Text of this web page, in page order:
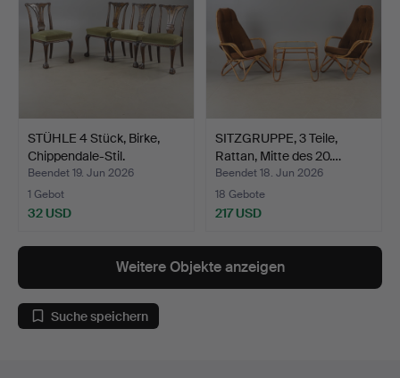
STÜHLE 4 Stück, Birke,
Chippendale-Stil.
Beendet 19. Jun 2026
1 Gebot
32 USD
SITZGRUPPE, 3 Teile,
Rattan, Mitte des 20.…
Beendet 18. Jun 2026
18 Gebote
217 USD
Weitere Objekte anzeigen
Suche speichern